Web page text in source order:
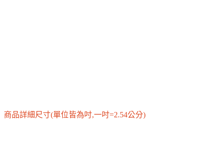
商品詳細尺寸(單位皆為吋,一吋=2.54公分)